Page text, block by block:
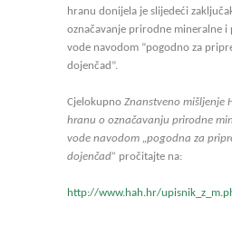
hranu donijela je slijedeći
označavanje prirodne mineralne i
vode navodom “pogodno za
dojenčad”.
Cjelokupno Znanstveno mišljenje
hranu o označavanju prirodne
vode navodom „pogodna za
dojenčad” pročitajte na:
http://www.hah.hr/